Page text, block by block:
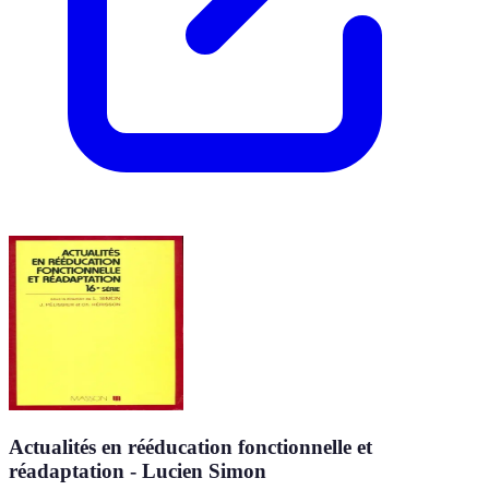
Actualités en rééducation fonctionnelle et
réadaptation - Lucien Simon